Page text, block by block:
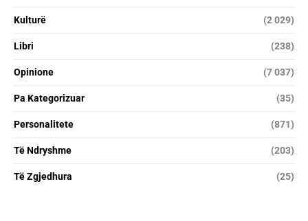
Kulturë (2 029)
Libri (238)
Opinione (7 037)
Pa Kategorizuar (35)
Personalitete (871)
Të Ndryshme (203)
Të Zgjedhura (25)